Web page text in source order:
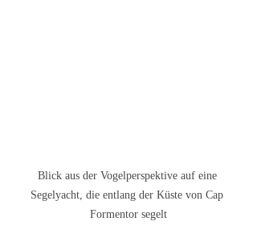
Blick aus der Vogelperspektive auf eine
Segelyacht, die entlang der Küste von Cap
Formentor segelt